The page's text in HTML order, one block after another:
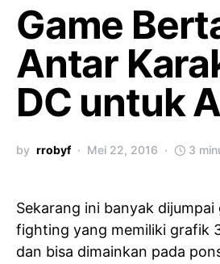
Game
Antar
DC untuk
by rrobyf Mei 22, 2016 3
Sekarang ini banyak
fighting yang memiliki grafik
dan bisa dimainkan pada